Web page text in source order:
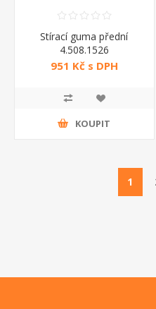
Stírací guma přední
4.508.1526
951 Kč s DPH
KOUPIT
1